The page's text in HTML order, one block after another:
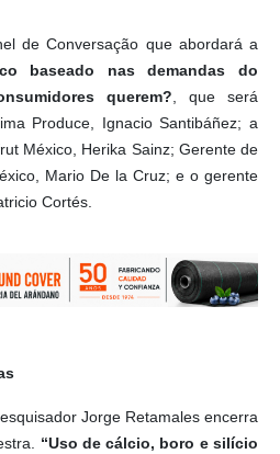
de Conversação que abordará a
baseado nas demandas do
querem? , que será
Produce, Ignacio Santibáñez; a
México, Herika Sainz; Gerente de
Mario De la Cruz; e o gerente
Cortés.
Jorge Retamales encerra
“Uso de cálcio, boro e silício